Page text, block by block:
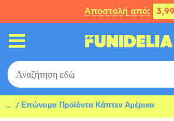
Αποστολή από:
... Επώνυμα Προϊόντα Κάπτεν Αμέρικα